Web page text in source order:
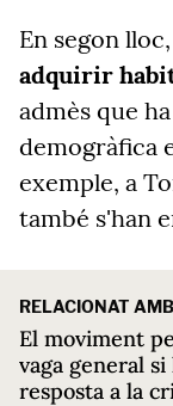
En segon
adquirir
admès que
demogràfica
exemple, a
també s'han
RELACIONAT
El moviment
vaga general
resposta a la